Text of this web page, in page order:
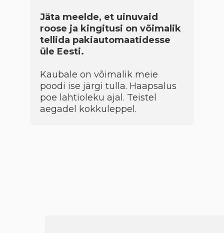
Jäta meelde, et uinuvaid
roose ja kingitusi on võimalik
tellida pakiautomaatidesse
üle Eesti.
Kaubale on võimalik meie
poodi ise järgi tulla. Haapsalus
poe lahtioleku ajal. Teistel
aegadel kokkuleppel.